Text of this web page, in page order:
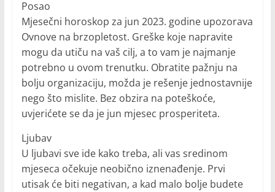
Posao
Mjesečni horoskop za jun 2023. godine upozorava
Ovnove na brzopletost. Greške koje napravite
mogu da utiču na vaš cilj, a to vam je najmanje
potrebno u ovom trenutku. Obratite pažnju na
bolju organizaciju, možda je rešenje jednostavnije
nego što mislite. Bez obzira na poteškoće,
uvjerićete se da je jun mjesec prosperiteta.
Ljubav
U ljubavi sve ide kako treba, ali vas sredinom
mjeseca očekuje neobično iznenađenje. Prvi
utisak će biti negativan, a kad malo bolje budete